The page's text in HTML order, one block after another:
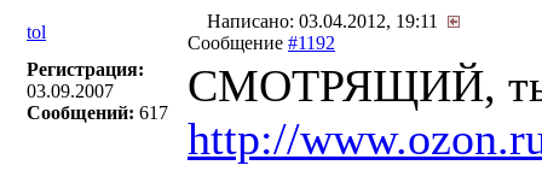
tol
Написано: 03.04.2012, 19:11
Сообщение #1192
Регистрация:
03.09.2007
Сообщений: 617
СМОТРЯЩИЙ, ты
http://